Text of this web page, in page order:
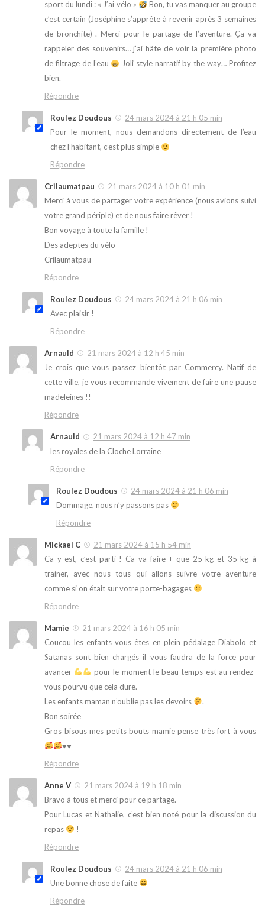
sport du lundi : « J’ai vélo »
Bon, tu vas manquer au groupe
c’est certain (Joséphine s’apprête à revenir après 3 semaines
de bronchite) . Merci pour le partage de l’aventure. Ça va
rappeler des souvenirs… j’ai hâte de voir la première photo
de filtrage de l’eau
Joli style narratif by the way… Profitez
bien.
Répondre
Roulez Doudous
24 mars 2024 à 21 h 05 min
Pour le moment, nous demandons directement de l’eau
chez l’habitant, c’est plus simple
Répondre
Crilaumatpau
21 mars 2024 à 10 h 01 min
Merci à vous de partager votre expérience (nous avions suivi
votre grand périple) et de nous faire rêver !
Bon voyage à toute la famille !
Des adeptes du vélo
Crilaumatpau
Répondre
Roulez Doudous
24 mars 2024 à 21 h 06 min
Avec plaisir !
Répondre
Arnauld
21 mars 2024 à 12 h 45 min
Je crois que vous passez bientôt par Commercy. Natif de
cette ville, je vous recommande vivement de faire une pause
madeleines !!
Répondre
Arnauld
21 mars 2024 à 12 h 47 min
les royales de la Cloche Lorraine
Répondre
Roulez Doudous
24 mars 2024 à 21 h 06 min
Dommage, nous n’y passons pas
Répondre
Mickael C
21 mars 2024 à 15 h 54 min
Ca y est, c’est parti ! Ca va faire + que 25 kg et 35 kg à
trainer, avec nous tous qui allons suivre votre aventure
comme si on était sur votre porte-bagages
Répondre
Mamie
21 mars 2024 à 16 h 05 min
Coucou les enfants vous êtes en plein pédalage Diabolo et
Satanas sont bien chargés il vous faudra de la force pour
avancer
pour le moment le beau temps est au rendez-
vous pourvu que cela dure.
Les enfants maman n’oublie pas les devoirs
.
Bon soirée
Gros bisous mes petits bouts mamie pense très fort à vous
♥️♥️
Répondre
Anne V
21 mars 2024 à 19 h 18 min
Bravo à tous et merci pour ce partage.
Pour Lucas et Nathalie, c’est bien noté pour la discussion du
repas
!
Répondre
Roulez Doudous
24 mars 2024 à 21 h 06 min
Une bonne chose de faite
Répondre